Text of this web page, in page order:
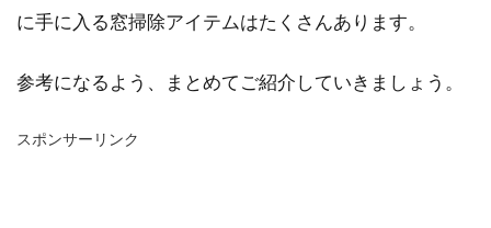
に手に入る窓掃除アイテムはたくさんあります。
参考になるよう、まとめてご紹介していきましょう。
スポンサーリンク